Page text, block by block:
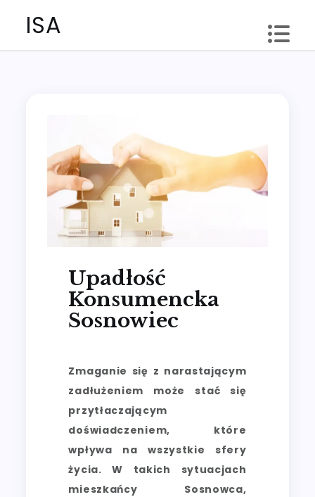
ISA
Upadłość
Konsumencka
Sosnowiec
Zmaganie się z narastającym
zadłużeniem może stać się
przytłaczającym
doświadczeniem, które
wpływa na wszystkie sfery
życia. W takich sytuacjach
mieszkańcy Sosnowca,